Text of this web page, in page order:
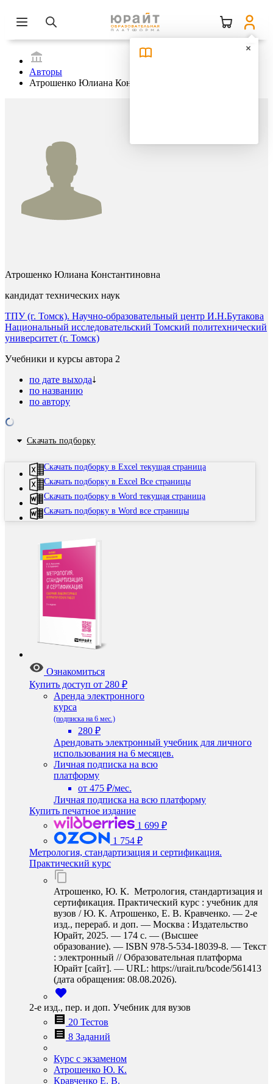
Авторы
Атрошенко Юлиана Константиновна
Атрошенко Юлиана Константиновна
кандидат технических наук
ТПУ (г. Томск). Научно-образовательный центр И.Н.Бутакова
Национальный исследовательский Томский политехнический
университет (г. Томск)
Учебники и курсы автора 2
по дате выхода
по названию
по автору
Скачать подборку
Скачать подборку в Excel текущая страница
Скачать подборку в Excel Все страницы
Скачать подборку в Word текущая страница
Скачать подборку в Word все страницы
Ознакомиться
Купить доступ от 280 ₽
Аренда электронного
курса
(подписка на 6 мес.)
280 ₽
Арендовать электронный учебник для личного
использования на 6 месяцев.
Личная подписка на всю
платформу
от 475 ₽/мес.
Личная подписка на всю платформу
Купить печатное издание
1 699 ₽
1 754 ₽
Метрология, стандартизация и сертификация.
Практический курс
Атрошенко, Ю. К. Метрология, стандартизация и
сертификация. Практический курс : учебник для
вузов / Ю. К. Атрошенко, Е. В. Кравченко. — 2-е
изд., перераб. и доп. — Москва : Издательство
Юрайт, 2025. — 174 с. — (Высшее
образование). — ISBN 978-5-534-18039-8. — Текст
: электронный // Образовательная платформа
Юрайт [сайт]. — URL: https://urait.ru/bcode/561413
(дата обращения: 08.08.2026).
2-е изд., пер. и доп. Учебник для вузов
20 Тестов
8 Заданий
Курс с экзаменом
Атрошенко Ю. К.
Кравченко Е. В.